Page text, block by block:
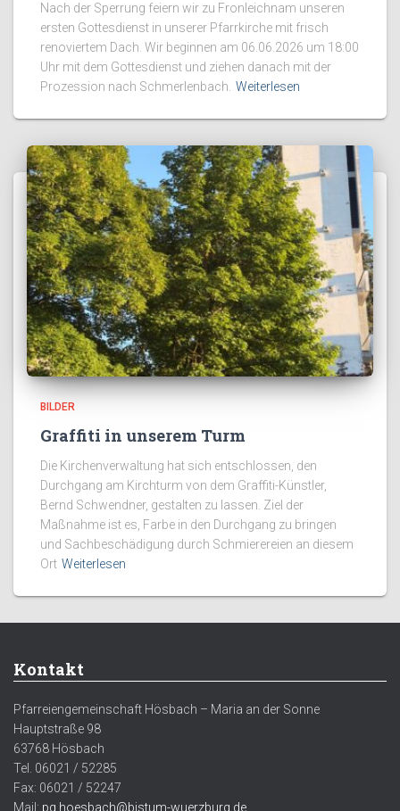
Nach der Sperrung feiern wir zu Fronleichnam unseren
ersten Gottesdienst in unserer Pfarrkirche mit frisch
renoviertem Dach. Wir beginnen am 06.06.2026 um 18:00
Uhr mit dem Gottesdienst und ziehen danach mit der
Prozession nach Schmerlenbach. Weiterlesen
BILDER
Graffiti in unserem Turm
Die Kirchenverwaltung hat sich entschlossen, den
Durchgang am Kirchturm von dem Graffiti-Künstler,
Bernd Schwendner, gestalten zu lassen. Ziel der
Maßnahme ist es, Farbe in den Durchgang zu bringen
und Sachbeschädigung durch Schmierereien an diesem
Ort Weiterlesen
Kontakt
Pfarreiengemeinschaft Hösbach – Maria an der Sonne
Hauptstraße 98
63768 Hösbach
Tel. 06021 / 52285
Fax: 06021 / 52247
Mail: pg.hoesbach@bistum-wuerzburg.de